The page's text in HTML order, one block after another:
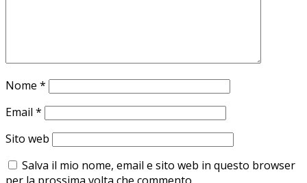
Nome *
Email *
Sito web
Salva il mio nome, email e sito web in questo browser